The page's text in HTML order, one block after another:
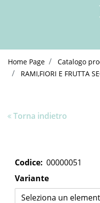
Home Page Catalogo
RAMI,FIORI E FRUTTA
Torna indietro
Codice: 00000051
Variante
Seleziona un